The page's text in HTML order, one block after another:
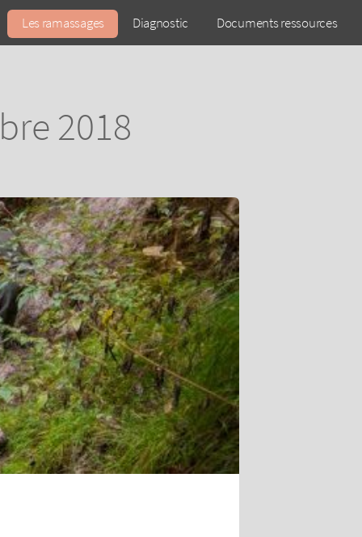
Les ramassages Diagnostic Documents ressources
2018